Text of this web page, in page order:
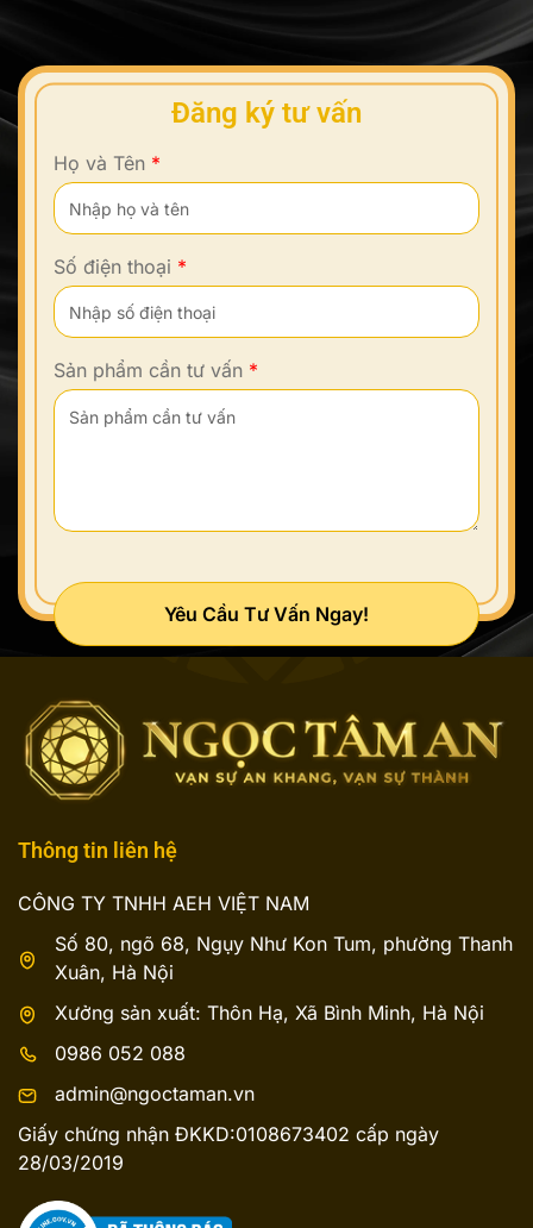
Đăng ký tư vấn
Họ và Tên *
Số điện thoại *
Sản phẩm cần tư vấn *
Yêu Cầu Tư Vấn Ngay!
Thông tin liên hệ
CÔNG TY TNHH AEH VIỆT NAM
Số 80, ngõ 68, Ngụy Như Kon Tum, phường Thanh
Xuân, Hà Nội
Xưởng sản xuất: Thôn Hạ, Xã Bình Minh, Hà Nội
0986 052 088
admin@ngoctaman.vn
Giấy chứng nhận ĐKKD:0108673402 cấp ngày
28/03/2019